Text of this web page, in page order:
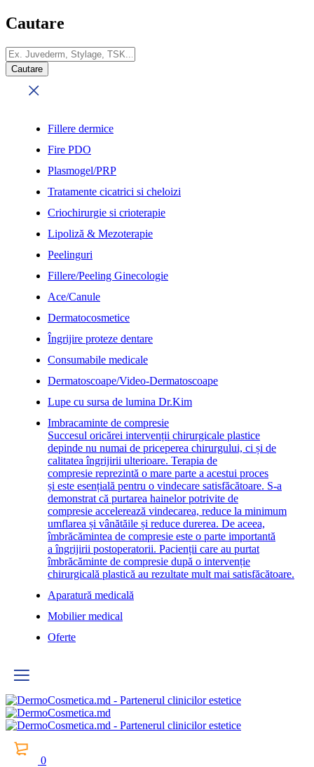
Cautare
Fillere dermice
Fire PDO
Plasmogel/PRP
Tratamente cicatrici si cheloizi
Criochirurgie si crioterapie
Lipoliză & Mezoterapie
Peelinguri
Fillere/Peeling Ginecologie
Ace/Canule
Dermatocosmetice
Îngrijire proteze dentare
Consumabile medicale
Dermatoscoape/Video-Dermatoscoape
Lupe cu sursa de lumina Dr.Kim
Imbracaminte de compresie
Succesul oricărei intervenții chirurgicale plastice
depinde nu numai de priceperea chirurgului, ci și de
calitatea îngrijirii ulterioare. Terapia de
compresie reprezintă o mare parte a acestui proces
și este esențială pentru o vindecare satisfăcătoare. S-a
demonstrat că purtarea hainelor potrivite de
compresie accelerează vindecarea, reduce la minimum
umflarea și vânătăile și reduce durerea. De aceea,
îmbrăcămintea de compresie este o parte importantă
a îngrijirii postoperatorii. Pacienții care au purtat
îmbrăcăminte de compresie după o intervenție
chirurgicală plastică au rezultate mult mai satisfăcătoare.
Aparatură medicală
Mobilier medical
Oferte
0